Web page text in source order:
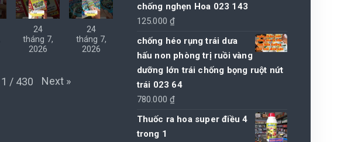
24
tháng 7,
2026
24
tháng 7,
2026
1 / 430 Next »
chống nghẹn Hoa 023 143
125.000₫
chống héo rụng trái dưa
hấu non phòng trị ruồi vàng
dưỡng lớn trái chống bọng ruột nứt
trái 023 64
780.000₫
Thuốc ra hoa super điều 4
trong 1